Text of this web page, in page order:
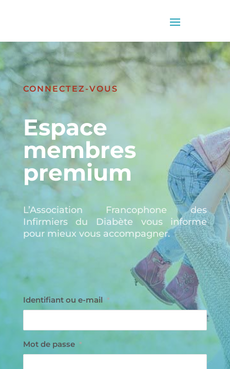
CONNECTEZ-VOUS
Espace
membres
premium
L’Association Francophone des
Infirmiers du Diabète vous informe
pour mieux vous accompagner.
Identifiant ou e-mail *
Mot de passe *